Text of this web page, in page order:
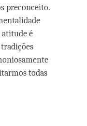
preconceito.
atitude é
todas